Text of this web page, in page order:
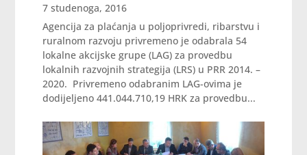
7 studenoga, 2016
Agencija za plaćanja u poljoprivredi, ribarstvu i
ruralnom razvoju privremeno je odabrala 54
lokalne akcijske grupe (LAG) za provedbu
lokalnih razvojnih strategija (LRS) u PRR 2014. –
2020. Privremeno odabranim LAG-ovima je
dodijeljeno 441.044.710,19 HRK za provedbu...